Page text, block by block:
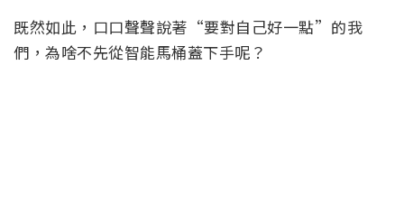
既然如此，口口聲聲說著“要對自己好一點”的我
們，為啥不先從智能馬桶蓋下手呢？